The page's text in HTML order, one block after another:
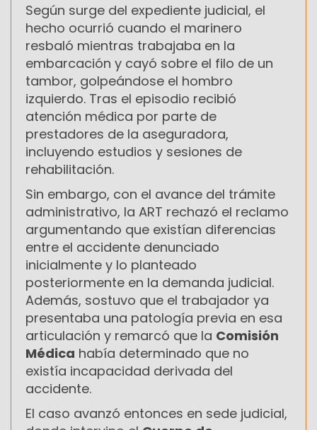
Según surge del expediente judicial, el
hecho ocurrió cuando el marinero
resbaló mientras trabajaba en la
embarcación y cayó sobre el filo de un
tambor, golpeándose el hombro
izquierdo. Tras el episodio recibió
atención médica por parte de
prestadores de la aseguradora,
incluyendo estudios y sesiones de
rehabilitación.
Sin embargo, con el avance del trámite
administrativo, la ART rechazó el reclamo
argumentando que existían diferencias
entre el accidente denunciado
inicialmente y lo planteado
posteriormente en la demanda judicial.
Además, sostuvo que el trabajador ya
presentaba una patología previa en esa
articulación y remarcó que la Comisión
Médica había determinado que no
existía incapacidad derivada del
accidente.
El caso avanzó entonces en sede judicial,